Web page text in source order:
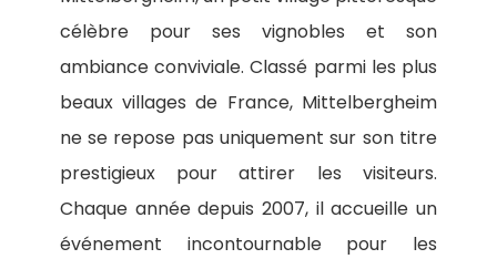
célèbre pour ses vignobles et son
ambiance conviviale. Classé parmi les plus
beaux villages de France, Mittelbergheim
ne se repose pas uniquement sur son titre
prestigieux pour attirer les visiteurs.
Chaque année depuis 2007, il accueille un
événement incontournable pour les